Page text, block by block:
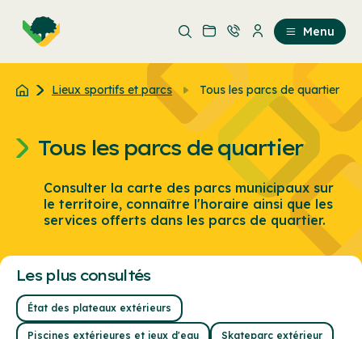
contenu
au
contenu
Menu
Lieux sportifs et parcs Tous les parcs de quartier
Tous les parcs de quartier
Consulter la carte des parcs municipaux sur
le territoire, connaître l'horaire ainsi que les
services offerts dans les parcs de quartier.
Les plus consultés
État des plateaux extérieurs
Piscines extérieures et jeux d'eau Skateparc extérieur